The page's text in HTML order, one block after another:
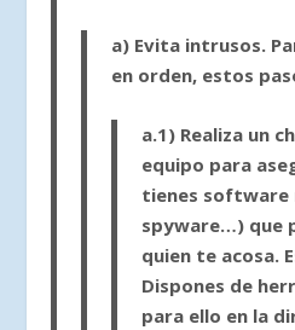
a) Evita intrusos.
en orden, estos
a.1) Realiza un
equipo para
tienes software
spyware…) que
quien te acosa.
Dispones de
para ello en la